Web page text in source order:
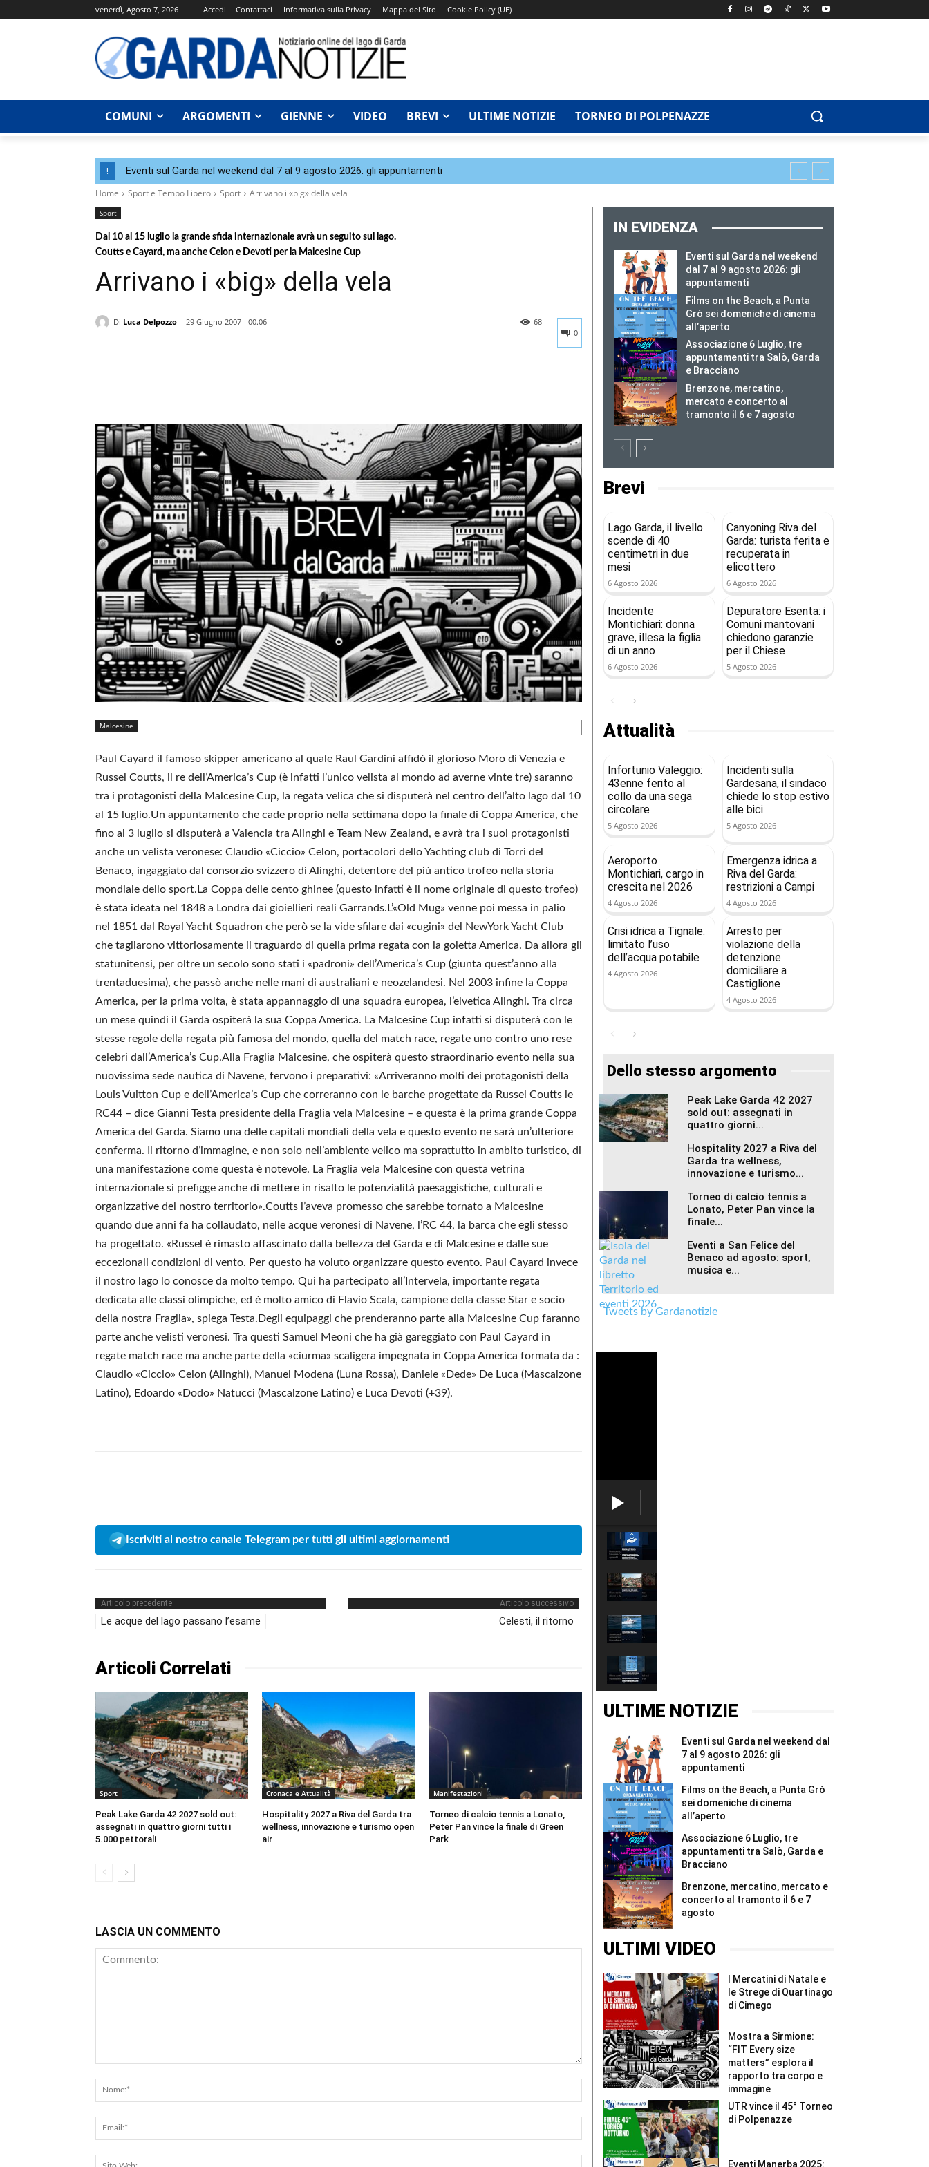
venerdì, Agosto 7, 2026 Accedi Contattaci Informativa sulla Privacy Mappa del Sito Cookie Policy (UE)
COMUNI ARGOMENTI GIENNE VIDEO BREVI ULTIME NOTIZIE TORNEO DI POLPENAZZE
! Eventi sul Garda nel weekend dal 7 al 9 agosto 2026: gli appuntamenti
Home Sport e Tempo Libero Sport Arrivano i «big» della vela
Sport
Dal 10 al 15 luglio la grande sfida internazionale avrà un seguito sul lago.
Coutts e Cayard, ma anche Celon e Devoti per la Malcesine Cup
Arrivano i «big» della vela
Di Luca Delpozzo
29 Giugno 2007 - 00.06
0
68
Malcesine
Paul Cayard il famoso skipper americano al quale Raul Gardini affidò il glorioso Moro di Venezia e
Russel Coutts, il re dell’America’s Cup (è infatti l’unico velista al mondo ad averne vinte tre) saranno
tra i protagonisti della Malcesine Cup, la regata velica che si disputerà nel centro dell’alto lago dal 10
al 15 luglio.Un appuntamento che cade proprio nella settimana dopo la finale di Coppa America, che
fino al 3 luglio si disputerà a Valencia tra Alinghi e Team New Zealand, e avrà tra i suoi protagonisti
anche un velista veronese: Claudio «Ciccio» Celon, portacolori dello Yachting club di Torri del
Benaco, ingaggiato dal consorzio svizzero di Alinghi, detentore del più antico trofeo nella storia
mondiale dello sport.La Coppa delle cento ghinee (questo infatti è il nome originale di questo trofeo)
è stata ideata nel 1848 a Londra dai gioiellieri reali Garrands.L’«Old Mug» venne poi messa in palio
nel 1851 dal Royal Yacht Squadron che però se la vide sfilare dai «cugini» del NewYork Yacht Club
che tagliarono vittoriosamente il traguardo di quella prima regata con la goletta America. Da allora gli
statunitensi, per oltre un secolo sono stati i «padroni» dell’America’s Cup (giunta quest’anno alla
trentaduesima), che passò anche nelle mani di australiani e neozelandesi. Nel 2003 infine la Coppa
America, per la prima volta, è stata appannaggio di una squadra europea, l’elvetica Alinghi. Tra circa
un mese quindi il Garda ospiterà la sua Coppa America. La Malcesine Cup infatti si disputerà con le
stesse regole della regata più famosa del mondo, quella del match race, regate uno contro uno rese
celebri dall’America’s Cup.Alla Fraglia Malcesine, che ospiterà questo straordinario evento nella sua
nuovissima sede nautica di Navene, fervono i preparativi: «Arriveranno molti dei protagonisti della
Louis Vuitton Cup e dell’America’s Cup che correranno con le barche progettate da Russel Coutts le
RC44 – dice Gianni Testa presidente della Fraglia vela Malcesine – e questa è la prima grande Coppa
America del Garda. Siamo una delle capitali mondiali della vela e questo evento ne sarà un’ulteriore
conferma. Il ritorno d’immagine, e non solo nell’ambiente velico ma soprattutto in ambito turistico, di
una manifestazione come questa è notevole. La Fraglia vela Malcesine con questa vetrina
internazionale si prefigge anche di mettere in risalto le potenzialità paesaggistiche, culturali e
organizzative del nostro territorio».Coutts l’aveva promesso che sarebbe tornato a Malcesine
quando due anni fa ha collaudato, nelle acque veronesi di Navene, l’RC 44, la barca che egli stesso
ha progettato. «Russel è rimasto affascinato dalla bellezza del Garda e di Malcesine e dalle sue
eccezionali condizioni di vento. Per questo ha voluto organizzare questo evento. Paul Cayard invece
il nostro lago lo conosce da molto tempo. Qui ha partecipato all’Intervela, importante regata
dedicata alle classi olimpiche, ed è molto amico di Flavio Scala, campione della classe Star e socio
della nostra Fraglia», spiega Testa.Degli equipaggi che prenderanno parte alla Malcesine Cup faranno
parte anche velisti veronesi. Tra questi Samuel Meoni che ha già gareggiato con Paul Cayard in
regate match race ma anche parte della «ciurma» scaligera impegnata in Coppa America formata da :
Claudio «Ciccio» Celon (Alinghi), Manuel Modena (Luna Rossa), Daniele «Dede» De Luca (Mascalzone
Latino), Edoardo «Dodo» Natucci (Mascalzone Latino) e Luca Devoti (+39).
Iscriviti al nostro canale Telegram per tutti gli ultimi aggiornamenti
Articolo precedente
Le acque del lago passano l’esame
Articolo successivo
Celesti, il ritorno
Articoli Correlati
Sport
Peak Lake Garda 42 2027 sold out:
assegnati in quattro giorni tutti i
5.000 pettorali
Cronaca e Attualità
Hospitality 2027 a Riva del Garda tra
wellness, innovazione e turismo open
air
Manifestazioni
Torneo di calcio tennis a Lonato,
Peter Pan vince la finale di Green
Park
LASCIA UN COMMENTO
Nome:*
Email:*
IN EVIDENZA
Eventi sul Garda nel weekend
dal 7 al 9 agosto 2026: gli
appuntamenti
Films on the Beach, a Punta
Grò sei domeniche di cinema
all’aperto
Associazione 6 Luglio, tre
appuntamenti tra Salò, Garda
e Bracciano
Brenzone, mercatino,
mercato e concerto al
tramonto il 6 e 7 agosto
Brevi
Lago Garda, il livello
scende di 40
centimetri in due
mesi
6 Agosto 2026
Canyoning Riva del
Garda: turista ferita e
recuperata in
elicottero
6 Agosto 2026
Incidente
Montichiari: donna
grave, illesa la figlia
di un anno
6 Agosto 2026
Depuratore Esenta: i
Comuni mantovani
chiedono garanzie
per il Chiese
5 Agosto 2026
Attualità
Infortunio Valeggio:
43enne ferito al
collo da una sega
circolare
5 Agosto 2026
Incidenti sulla
Gardesana, il sindaco
chiede lo stop estivo
alle bici
5 Agosto 2026
Aeroporto
Montichiari, cargo in
crescita nel 2026
4 Agosto 2026
Emergenza idrica a
Riva del Garda:
restrizioni a Campi
4 Agosto 2026
Crisi idrica a Tignale:
limitato l’uso
dell’acqua potabile
4 Agosto 2026
Arresto per
violazione della
detenzione
domiciliare a
Castiglione
4 Agosto 2026
Dello stesso argomento
Peak Lake Garda 42 2027
sold out: assegnati in
quattro giorni...
Hospitality 2027 a Riva del
Garda tra wellness,
innovazione e turismo...
Torneo di calcio tennis a
Lonato, Peter Pan vince la
finale...
Eventi a San Felice del
Benaco ad agosto: sport,
musica e...
Tweets by Gardanotizie
#Shorts
e
Bracciano
a
Punta
domeniche
cinema
all’aperto
#Shorts
ULTIME NOTIZIE
Eventi sul Garda nel weekend dal
7 al 9 agosto 2026: gli
appuntamenti
Films on the Beach, a Punta Grò
sei domeniche di cinema
all’aperto
Associazione 6 Luglio, tre
appuntamenti tra Salò, Garda e
Bracciano
Brenzone, mercatino, mercato e
concerto al tramonto il 6 e 7
agosto
ULTIMI VIDEO
I Mercatini di Natale e
le Strege di Quartinago
di Cimego
Mostra a Sirmione:
“FIT Every size
matters” esplora il
rapporto tra corpo e
immagine
UTR vince il 45° Torneo
di Polpenazze
Eventi Manerba 2025: